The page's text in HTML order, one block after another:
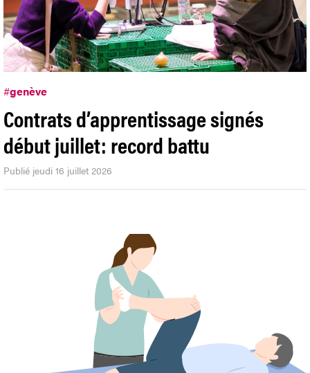
#genève
Contrats d’apprentissage signés
début juillet: record battu
Publié jeudi 16 juillet 2026